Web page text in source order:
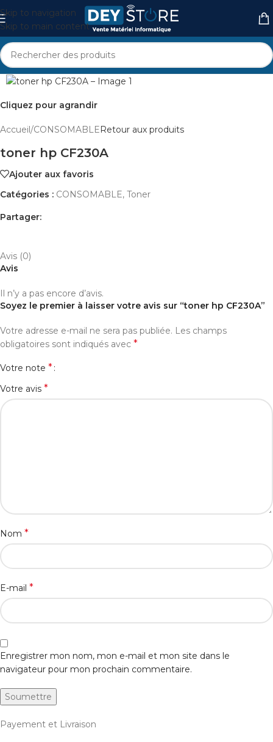
Skip to navigation
Skip to main content
Cliquez pour agrandir
Accueil /CONSOMABLE Retour aux produits
toner hp CF230A
Ajouter aux favoris
Catégories : CONSOMABLE, Toner
Partager:
Avis (0)
Avis
Il n’y a pas encore d’avis.
Soyez le premier à laisser votre avis sur “toner hp CF230A”
Votre adresse e-mail ne sera pas publiée. Les champs
obligatoires sont indiqués avec *
Votre note *
Votre avis *
Nom *
E-mail *
Enregistrer mon nom, mon e-mail et mon site dans le
navigateur pour mon prochain commentaire.
Payement et Livraison